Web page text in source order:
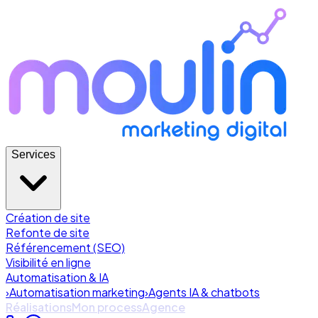
Services
Création de site
Refonte de site
Référencement (SEO)
Visibilité en ligne
Automatisation & IA
›Automatisation marketing›Agents IA & chatbots
RéalisationsMon processAgence